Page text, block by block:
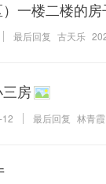
一楼二楼的
最后回复 古天乐
房
最后回复 林青霞